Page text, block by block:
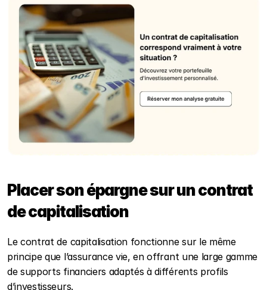
Placer son épargne sur un contrat
de capitalisation
Le contrat de capitalisation fonctionne sur le même
principe que l’assurance vie, en offrant une large gamme
de supports financiers adaptés à différents profils
d’investisseurs.